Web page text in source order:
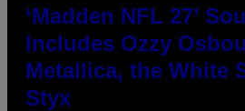
‘Madden NFL 27’
Includes Ozzy
Metallica, the White
Styx